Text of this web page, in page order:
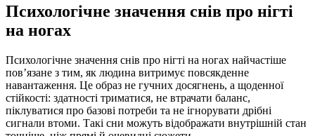
Психологічне значення снів про нігті
на ногах
Психологічне значення снів про нігті на ногах найчастіше
пов’язане з тим, як людина витримує повсякденне
навантаження. Це образ не гучних досягнень, а щоденної
стійкості: здатності триматися, не втрачати баланс,
піклуватися про базові потреби та не ігнорувати дрібні
сигнали втоми. Такі сни можуть відображати внутрішній стан